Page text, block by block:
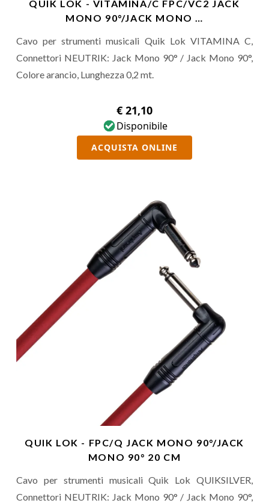
QUIK LOK - VITAMINA/C FPC/VC2 JACK
MONO 90°/JACK MONO …
Cavo per strumenti musicali Quik Lok VITAMINA C,
Connettori NEUTRIK: Jack Mono 90° / Jack Mono 90°,
Colore arancio, Lunghezza 0,2 mt.
€ 21,10
Disponibile
ACQUISTA ONLINE
QUIK LOK - FPC/Q JACK MONO 90°/JACK
MONO 90° 20 CM
Cavo per strumenti musicali Quik Lok QUIKSILVER,
Connettori NEUTRIK: Jack Mono 90° / Jack Mono 90°,